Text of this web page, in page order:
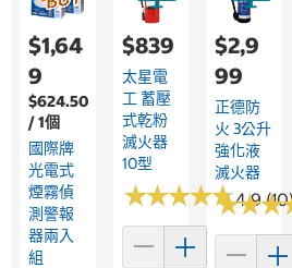
$1,64
9
$624.50
/ 1個
國際牌
光電式
煙霧偵
測警報
器兩入
組
$839
太星電
工 蓄壓
式乾粉
滅火器
10型
★★★★★
★★★★★4.9
$2,9
99
正德防
火 3公升
強化液
滅火器
★★★
★★★